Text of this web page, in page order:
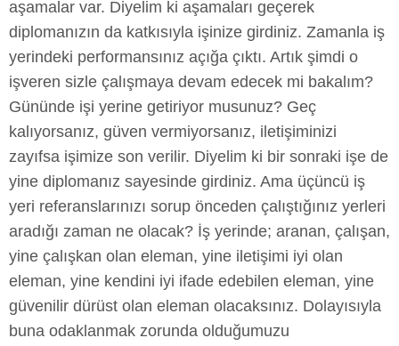
aşamalar var. Diyelim ki aşamaları geçerek
diplomanızın da katkısıyla işinize girdiniz. Zamanla iş
yerindeki performansınız açığa çıktı. Artık şimdi o
işveren sizle çalışmaya devam edecek mi bakalım?
Gününde işi yerine getiriyor musunuz? Geç
kalıyorsanız, güven vermiyorsanız, iletişiminizi
zayıfsa işimize son verilir. Diyelim ki bir sonraki işe de
yine diplomanız sayesinde girdiniz. Ama üçüncü iş
yeri referanslarınızı sorup önceden çalıştığınız yerleri
aradığı zaman ne olacak? İş yerinde; aranan, çalışan,
yine çalışkan olan eleman, yine iletişimi iyi olan
eleman, yine kendini iyi ifade edebilen eleman, yine
güvenilir dürüst olan eleman olacaksınız. Dolayısıyla
buna odaklanmak zorunda olduğumuzu